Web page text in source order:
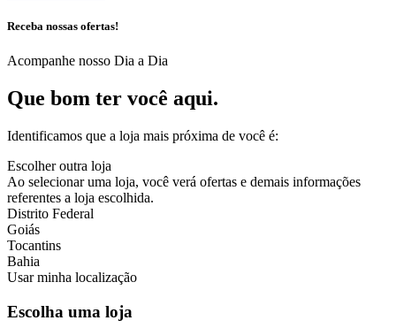
Receba nossas ofertas!
Acompanhe nosso Dia a Dia
Que bom ter você aqui.
Identificamos que a loja mais próxima de você é:
Escolher outra loja
Ao selecionar uma loja, você verá ofertas e demais informações
referentes a loja escolhida.
Distrito Federal
Goiás
Tocantins
Bahia
Usar minha localização
Escolha uma loja